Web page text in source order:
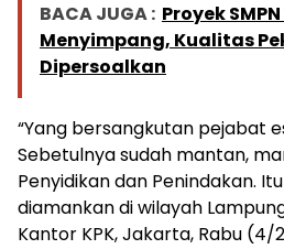
BACA JUGA : Proyek
Menyimpang, Kualitas
Dipersoalkan
“Yang bersangkutan pejabat
Sebetulnya sudah mantan,
Penyidikan dan Penindakan.
diamankan di wilayah
Kantor KPK, Jakarta, Rabu (4/